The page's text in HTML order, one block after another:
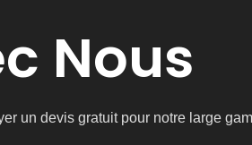
Nous
un devis gratuit pour notre large